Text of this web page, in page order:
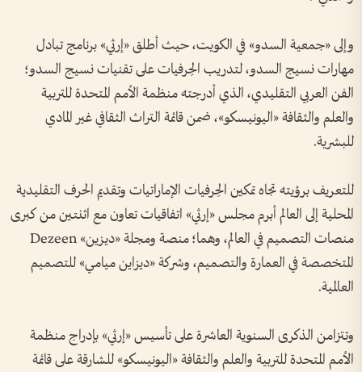
وإلى «جمعية السدو» في الكويت، حيث أطلق «إرثي» برنامج تبادل
مهارات نسيج السدو، لتدريب الحِرفيات على تقنيات نسيج السدو؛
الفن العربي التقليدي، الذي أدرجته منظمة الأمم المتحدة للتربية
والعلم والثقافة «اليونيسكو»، ضمن قائمة التراث الثقافي غير المادي
للبشرية.
للتعريف برؤيته تجاه تمكين الحِرفيات الإماراتيات وتقديم الحرف التقليدية
المحلية إلى العالم أبرم مجلس «إرثي» اتفاقيات تعاون مع اثنتين من كبرى
منصات التصميم في العالم، وهما؛ منصة ومجلة «ديزين» Dezeen
المتخصصة في العمارة والتصميم، وشركة «ديزاين ميامي» للتصميم
العالمية.
وتتزامن الذكرى السنوية العاشرة على تأسيس «إرثي» بإدراج منظمة
الأمم المتحدة للتربية والعلم والثقافة «اليونيسكو» للشارقة على قائمة